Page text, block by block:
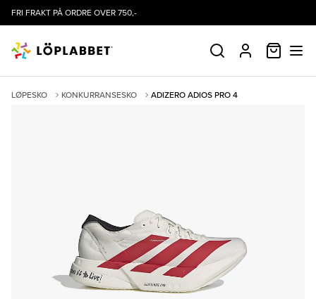
FRI FRAKT PÅ ORDRE OVER 750,-
SØK PROFIL
LØPESKO KONKURRANSESKO ADIZERO ADIOS PRO 4